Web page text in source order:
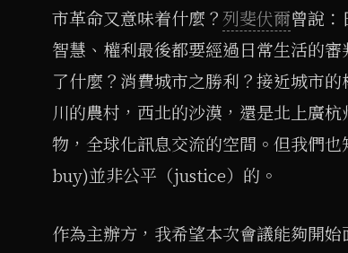
市革命又意味着什麼？ 列斐伏爾曾說：
智慧、權利最後都要經過日常生活的
了什麼？消費城市之勝利？接近城市
川的農村，西北的沙漠，還是北上廣
物，全球化訊息交流的空間。但我們
buy)並非公平（justice）的。
作為主辦方，我希望本次會議能夠開